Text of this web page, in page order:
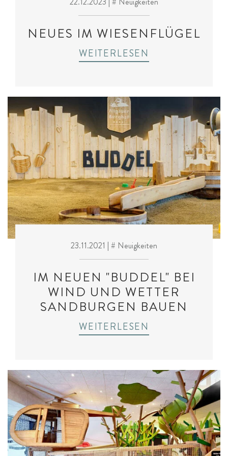
NEUES IM WIESENFLÜGEL
WEITERLESEN
23.11.2021 | # Neuigkeiten
IM NEUEN "BUDDEL" BEI
WIND UND WETTER
SANDBURGEN BAUEN
WEITERLESEN